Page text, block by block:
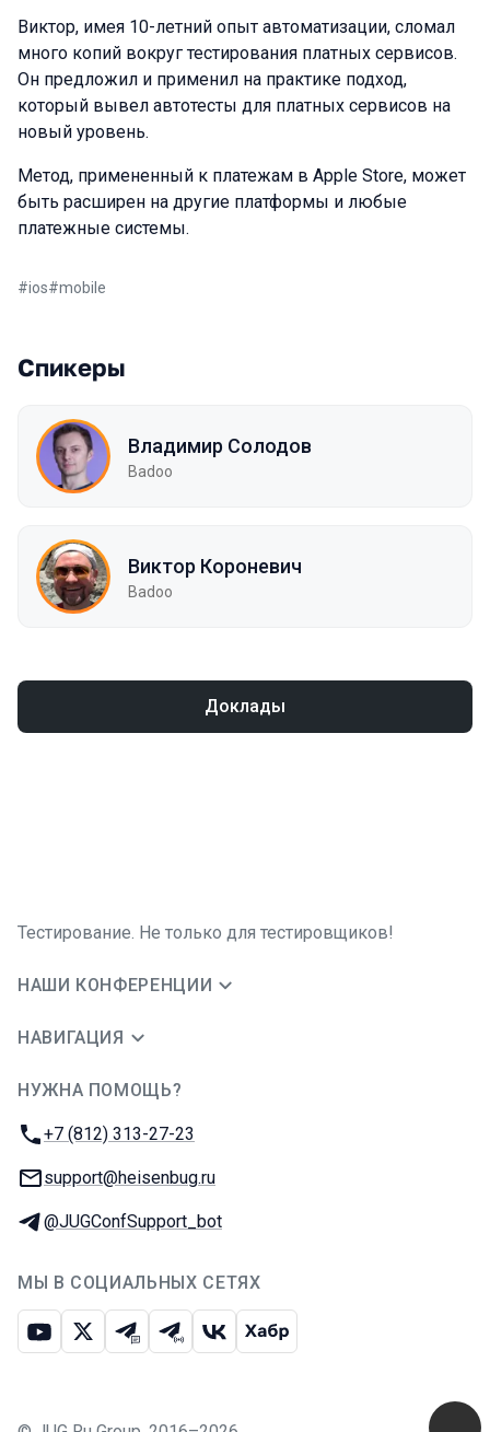
Виктор, имея 10-летний опыт автоматизации, сломал
много копий вокруг тестирования платных сервисов.
Он предложил и применил на практике подход,
который вывел автотесты для платных сервисов на
новый уровень.
Метод, примененный к платежам в Apple Store, может
быть расширен на другие платформы и любые
платежные системы.
#ios#mobile
Спикеры
Владимир Солодов
Badoo
Виктор Короневич
Badoo
Доклады
Тестирование. Не только для тестировщиков!
НАШИ КОНФЕРЕНЦИИ
НАВИГАЦИЯ
НУЖНА ПОМОЩЬ?
Телефон:
+7 (812) 313-27-23
E-mail:
support@heisenbug.ru
Телеграм:
@JUGConfSupport_bot
МЫ В СОЦИАЛЬНЫХ СЕТЯХ
ЮтубИкс Телеграм-чат
Телеграм-канал
ВКонтакте
Хабр